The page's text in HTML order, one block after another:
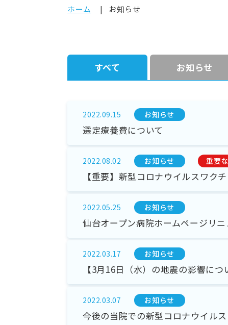
ホーム お知らせ
すべて お知らせ
2022.09.15 お知らせ
選定療養費について
2022.08.02 お知らせ 重要
【重要】新型コロナウイルスワク
2022.05.25 お知らせ
仙台オープン病院ホームページリ
2022.03.17 お知らせ
【3月16日（水）の地震の影響につ
2022.03.07 お知らせ
今後の当院での新型コロナウイル